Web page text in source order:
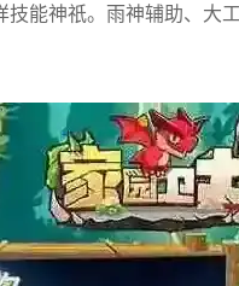
能神祇。雨神辅助、大